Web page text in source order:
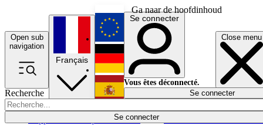
Ga naar de hoofdinhoud
Open sub
navigation
Close menu
Recherche
Se connecter
Économie
Français
English
Deutsch
Español
Se connecter
Vous êtes déconnecté.
Se connecter